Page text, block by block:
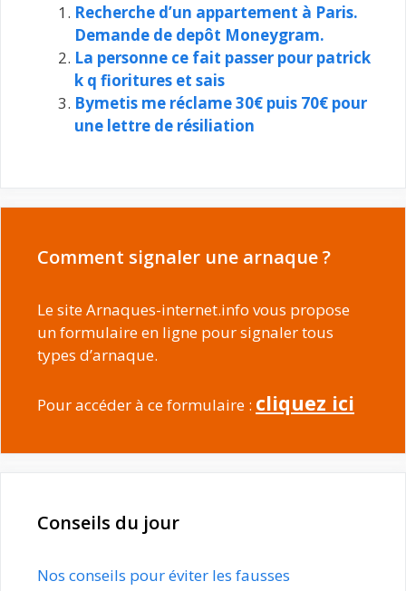
Recherche d’un appartement à Paris.
Demande de depôt Moneygram.
La personne ce fait passer pour patrick
k q fioritures et sais
Bymetis me réclame 30€ puis 70€ pour
une lettre de résiliation
Comment signaler une arnaque ?
Le site Arnaques-internet.info vous propose
un formulaire en ligne pour signaler tous
types d’arnaque.
Pour accéder à ce formulaire : cliquez ici
Conseils du jour
Nos conseils pour éviter les fausses